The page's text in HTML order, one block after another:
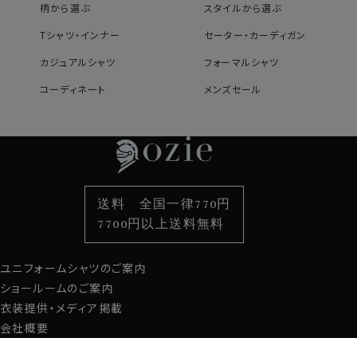
柄から選ぶ
スタイルから選ぶ
Tシャツ・インナー
セーター・カーディガン
カジュアルシャツ
フォーマルシャツ
コーディネート
メンズセール
袖・カフス型から選ぶ
色から選ぶ
柄から選ぶ
スタイルから選ぶ
カジュアルシャツ
定番シャツ
カフスボタン
サスペンダー
財布・名刺入れ
バッグ
ストール・マフラー
グローブ
ユニフォームシャツのご案内
ショールームのご案内
衣装提供・メディア掲載
会社概要
送料 全国一律770円
7700円以上送料無料